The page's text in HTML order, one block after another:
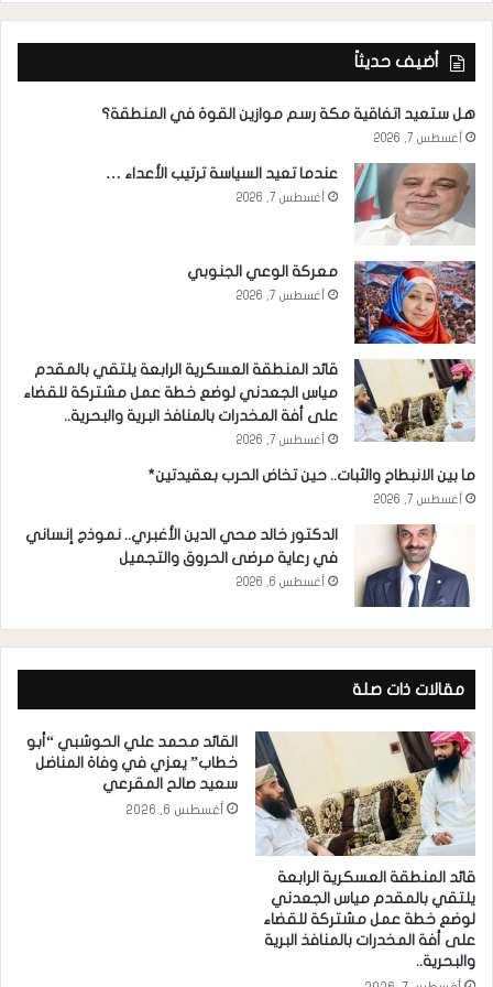
أضيف حديثاً
هل ستعيد اتفاقية مكة رسم موازين القوة في المنطقة؟
أغسطس 7, 2026
عندما تعيد السياسة ترتيب الأعداء …
أغسطس 7, 2026
معركة الوعي الجنوبي
أغسطس 7, 2026
قائد المنطقة العسكرية الرابعة يلتقي بالمقدم
مياس الجعدني لوضع خطة عمل مشتركة للقضاء
على أفة المخدرات بالمنافذ البرية والبحرية..
أغسطس 7, 2026
ما بين الانبطاح والثبات.. حين تخاض الحرب بعقيدتين*
أغسطس 7, 2026
الدكتور خالد محي الدين الأغبري.. نموذج إنساني
في رعاية مرضى الحروق والتجميل
أغسطس 6, 2026
مقالات ذات صلة
قائد المنطقة العسكرية الرابعة
يلتقي بالمقدم مياس الجعدني
لوضع خطة عمل مشتركة للقضاء
على أفة المخدرات بالمنافذ البرية
والبحرية..
القائد محمد علي الحوشبي “أبو
خطاب” يعزي في وفاة المناضل
سعيد صالح المقرعي
أغسطس 6, 2026